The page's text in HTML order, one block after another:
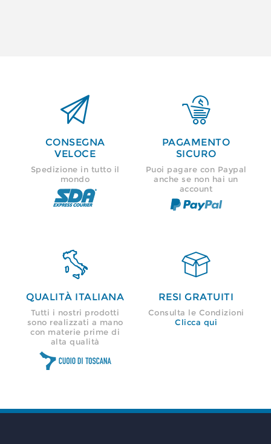

CONSEGNA
VELOCE
Spedizione in tutto il
mondo

PAGAMENTO
SICURO
Puoi pagare con Paypal
anche se non hai un
account

QUALITÀ ITALIANA
Tutti i nostri prodotti
sono realizzati a mano
con materie prime di
alta qualità

RESI GRATUITI
Consulta le Condizioni
Clicca qui